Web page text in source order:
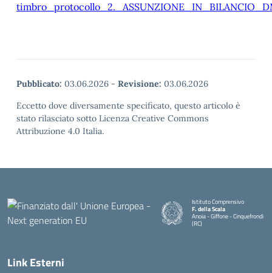
Pubblicato: 03.06.2026 - Revisione: 03.06.2026
Eccetto dove diversamente specificato, questo articolo è
stato rilasciato sotto Licenza Creative Commons
Attribuzione 4.0 Italia.
Istituto Comprensivo
F. della Scala
Anoia - Giffone - Cinquefrondi
(RC)
Link Esterni